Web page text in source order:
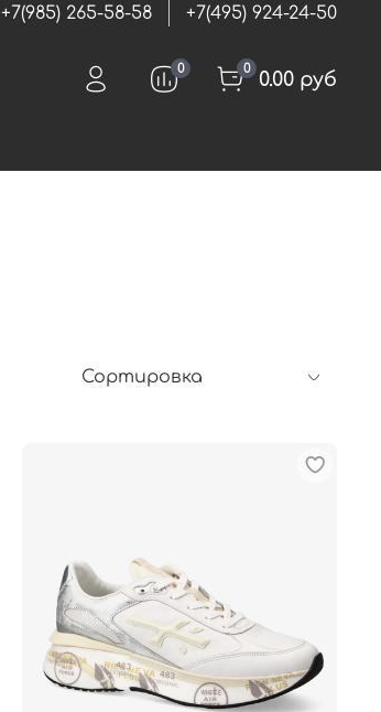
+7(985) 265-58-58 +7(495) 924-24-50
0 0 0.00 руб